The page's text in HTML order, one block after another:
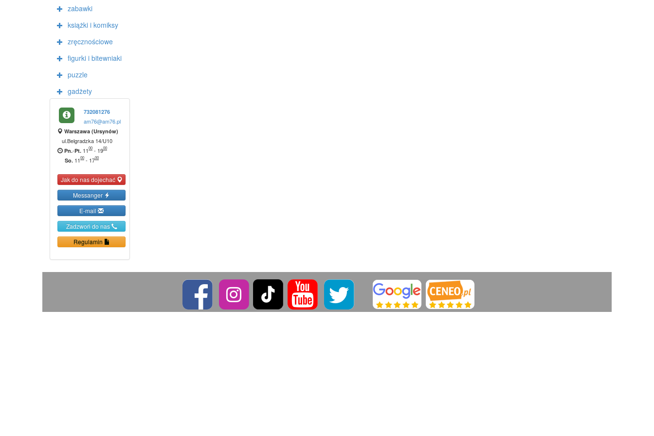
zabawki
książki i komiksy
zręcznościowe
figurki i bitewniaki
puzzle
gadżety
732081276
am76@am76.pl
Warszawa (Ursynów)
ul.Belgradzka 14/U10
Pn.-Pt. 1100 - 1900
So. 1100 - 1700
Jak do nas dojechać
Messanger
E-mail
Zadzwoń do nas
Regulamin